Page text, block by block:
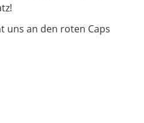
uns an den roten Caps